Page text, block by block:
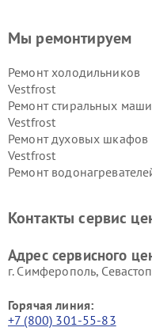
Мы ремонтируем
Ремонт холодильников
Vestfrost
Ремонт стиральных
Vestfrost
Ремонт духовых шкафов
Vestfrost
Ремонт
Vestfrost
Контакты сервис
Адрес сервисного
г. Симферополь,
Горячая линия:
+7 (800) 301-55-83